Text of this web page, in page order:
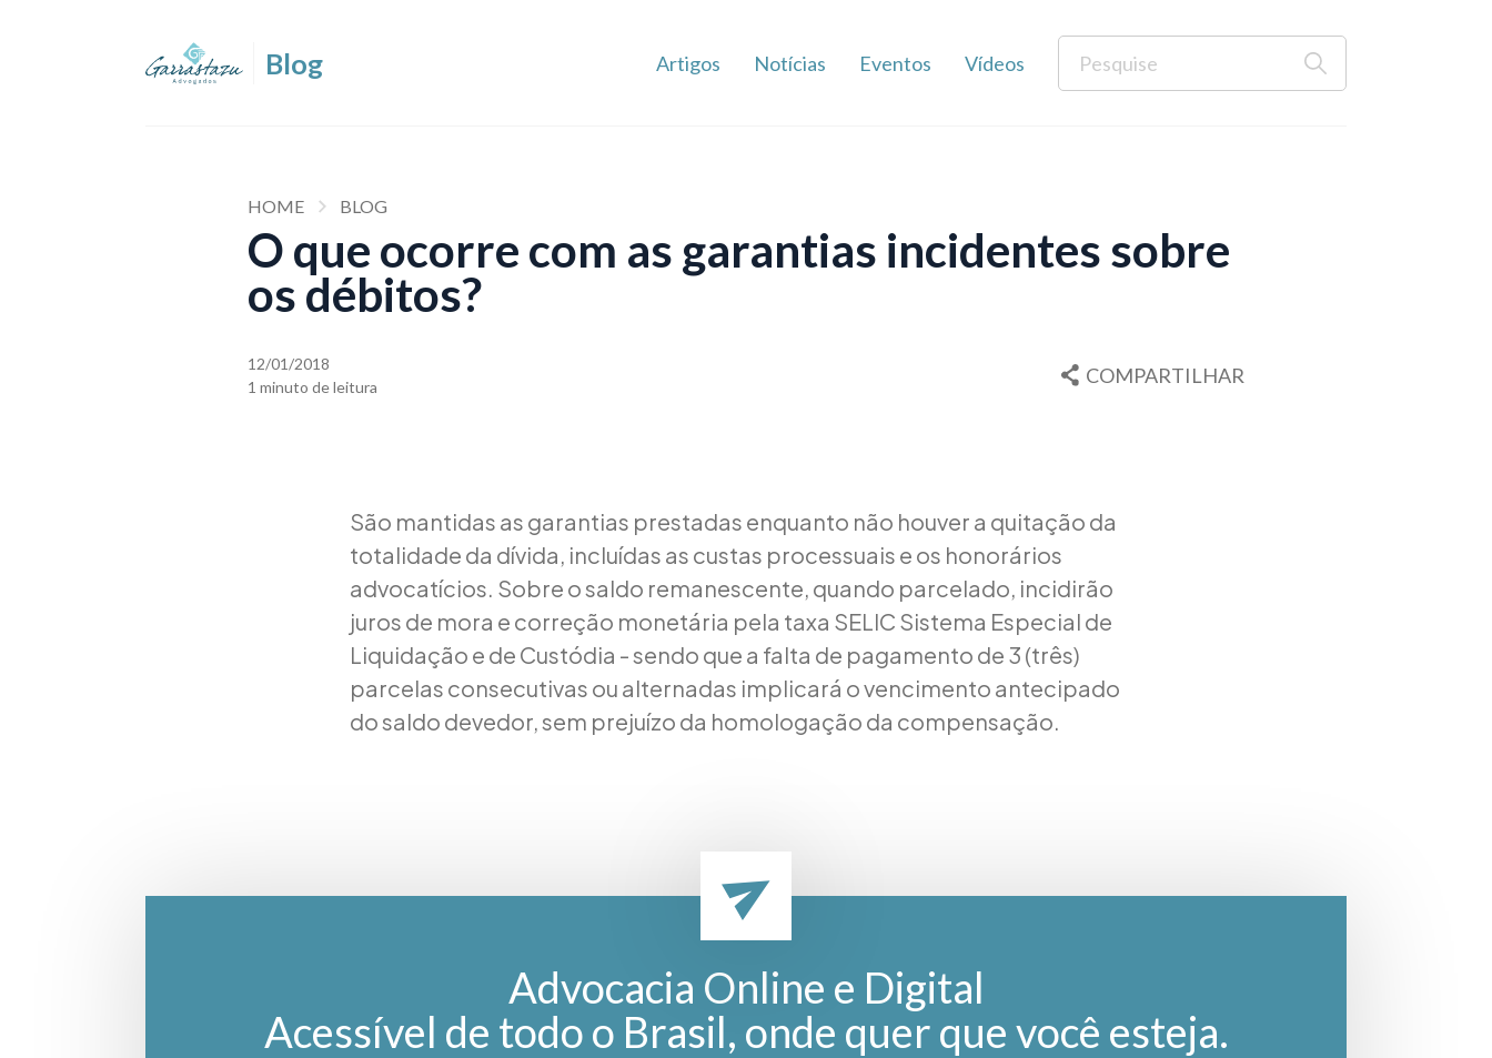
Artigos Notícias Eventos Vídeos
HOME BLOG
O que ocorre com as garantias incidentes sobre
os débitos?
12/01/2018
1 minuto de leitura
COMPARTILHAR
São mantidas as garantias prestadas enquanto não houver a quitação da
totalidade da dívida, incluídas as custas processuais e os honorários
advocatícios. Sobre o saldo remanescente, quando parcelado, incidirão
juros de mora e correção monetária pela taxa SELIC Sistema Especial de
Liquidação e de Custódia - sendo que a falta de pagamento de 3 (três)
parcelas consecutivas ou alternadas implicará o vencimento antecipado
do saldo devedor, sem prejuízo da homologação da compensação.
Advocacia Online e Digital
Acessível de todo o Brasil, onde quer que você esteja.